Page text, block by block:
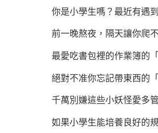
你是小學生嗎？最近有遇
前一晚熬夜，隔天讓你爬
最愛吃書包裡的作業簿的
絕對不准你忘記帶東西的
千萬別嫌這些小妖怪愛多
如果小學生能培養良好的